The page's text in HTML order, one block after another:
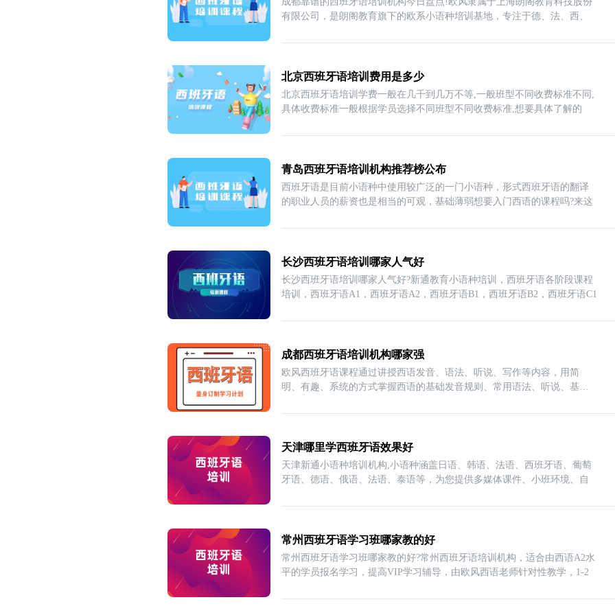
有限公司，是朗阁教育旗下的欧系小语种培训基地，专注于德、法、西、
北京西班牙语培训费用是多少
北京西班牙语培训学费一般在几千到几万不等,一般班型不同收费标准不同,
具体收费标准一般根据学员选择不同班型不同收费标准,想要具体了解的
青岛西班牙语培训机构推荐榜公布
西班牙语是目前小语种中使用较广泛的一门小语种，形式西班牙语的翻译
的职业人员的薪资也是相当的可观，基础薄弱想要入门西语的课程吗?来这
长沙西班牙语培训哪家人气好
长沙西班牙语培训哪家人气好?新通教育小语种培训，西班牙语各阶段课程
培训，西班牙语A1，西班牙语A2，西班牙语B1，西班牙语B2，西班牙语C1
成都西班牙语培训机构哪家强
欧风西班牙语课程通过讲授西语发音、语法、听说、写作等内容，用简
明、有趣、系统的方式掌握西语的基础发音规则、常用语法、听说、基础
天津哪里学西班牙语效果好
天津新通小语种培训机构,小语种涵盖日语、韩语、法语、西班牙语、葡萄
牙语、德语、俄语、法语、泰语等，为您提供多媒体课件、小班环境、自
常州西班牙语学习班哪家教的好
常州西班牙语学习班哪家教的好?常州西班牙语培训机构，适合由西语A2水
平的学员报名学习，提高VIP学习辅导，由欧风西语老师针对性教学，1-2